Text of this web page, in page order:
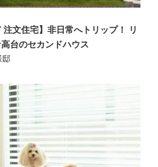
注文住宅】非日常へトリップ！ リ
台のセカンドハウス